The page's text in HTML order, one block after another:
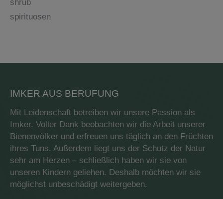
shrub
spirituosen
IMKER AUS BERUFUNG
Mit Leidenschaft betreiben wir unsere Passion als
Imker. Voller Dank beobachten wir die Arbeit unserer
Bienenvölker und erfreuen uns täglich an den Früchten
ihres Tuns. Außerdem liegt uns der Schutz der Natur
sehr am Herzen – schließlich haben wir sie von
unseren Kindern geliehen. Deshalb möchten wir sie
möglichst unbeschädigt weitergeben.